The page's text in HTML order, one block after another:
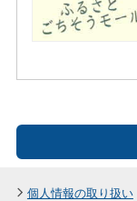
個人情報の取り扱い